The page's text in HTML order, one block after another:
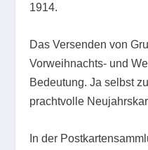
1914.
Das Versenden von
Vorweihnachts- und
Bedeutung. Ja selbst
prachtvolle
In der